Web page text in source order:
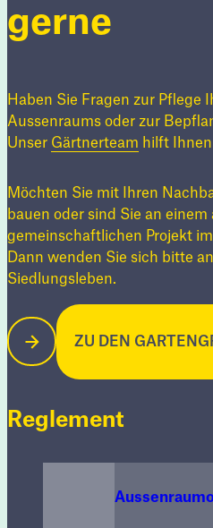
gerne
Haben Sie Fragen zur Pflege
Aussenraums oder zur
Unser Gärtnerteam hilft
Möchten Sie mit Ihren
bauen oder sind Sie an einem
gemeinschaftlichen Projekt
Dann wenden Sie sich bitte
Siedlungsleben.
ZU DEN
Reglement